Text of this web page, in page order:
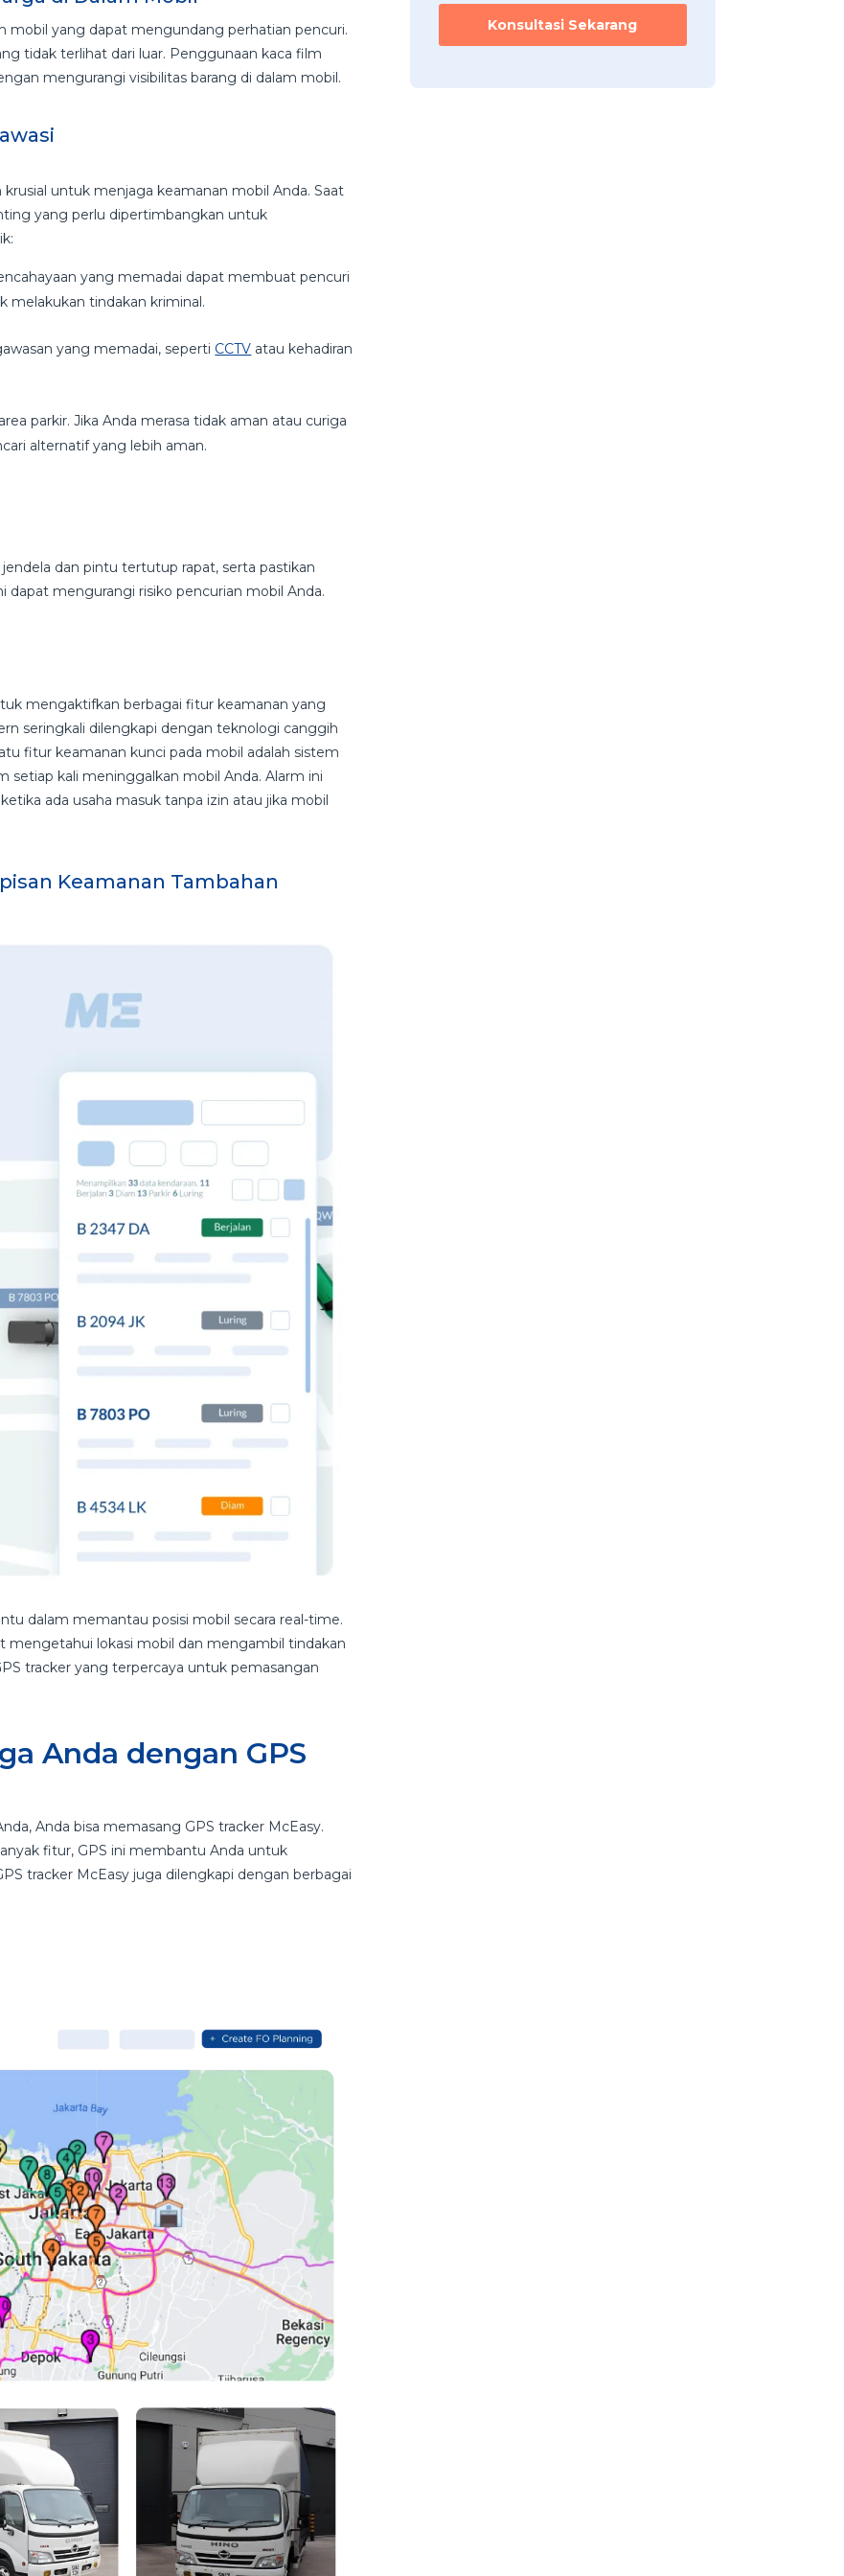
mobil yang dapat mengundang perhatian pencuri.
tidak terlihat dari luar. Penggunaan kaca film
mengurangi visibilitas barang di dalam mobil.
untuk menjaga keamanan mobil Anda. Saat
yang perlu dipertimbangkan untuk
yang memadai dapat membuat pencuri
melakukan tindakan kriminal.
yang memadai, seperti CCTV atau kehadiran
parkir. Jika Anda merasa tidak aman atau curiga
alternatif yang lebih aman.
dan pintu tertutup rapat, serta pastikan
dapat mengurangi risiko pencurian mobil Anda.
mengaktifkan berbagai fitur keamanan yang
seringkali dilengkapi dengan teknologi canggih
fitur keamanan kunci pada mobil adalah sistem
setiap kali meninggalkan mobil Anda. Alarm ini
ada usaha masuk tanpa izin atau jika mobil
Keamanan Tambahan
dalam memantau posisi mobil secara real-time.
mengetahui lokasi mobil dan mengambil tindakan
tracker yang terpercaya untuk pemasangan
Anda dengan GPS
Anda bisa memasang GPS tracker McEasy.
fitur, GPS ini membantu Anda untuk
tracker McEasy juga dilengkapi dengan berbagai
Konsultasi Sekarang